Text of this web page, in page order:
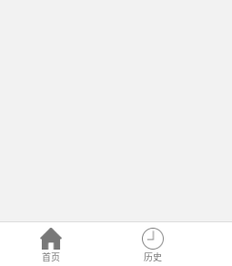
首页 历史